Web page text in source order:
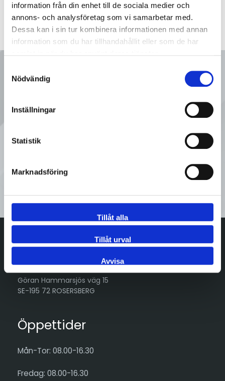
information från din enhet till de sociala medier och
annons- och analysföretag som vi samarbetar med.
Dessa kan i sin tur kombinera informationen med annan
information som du har tillhandahållit eller som de har
Nödvändig
Inställningar
Statistik
Marknadsföring
Tillåt alla
Tillåt urval
Avvisa
Ring oss
08 - 92 80 80
Tveka inte att kontakta oss på
Adress
Göran Hammarsjös väg 15
SE-195 72 ROSERSBERG
Öppettider
Mån-Tor: 08.00-16.30
Fredag: 08.00-16.30